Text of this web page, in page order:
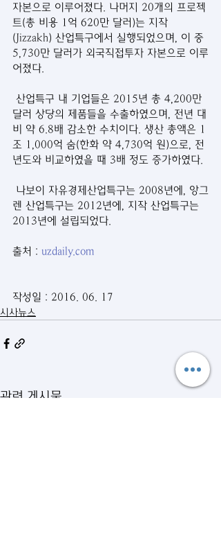
자본으로 이루어졌다. 나머지 20개의 프로젝
트(총 비용 1억 620만 달러)는 지작
(Jizzakh) 산업특구에서 실행되었으며, 이 중
5,730만 달러가 외국직접투자 자본으로 이루
어졌다.
산업특구 내 기업들은 2015년 총 4,200만
달러 상당의 제품들을 수출하였으며, 전년 대
비 약 6.8배 감소한 수치이다. 생산 총액은 1
조 1,000억 숨(한화 약 4,730억 원)으로, 전
년도와 비교하였을 때 3배 정도 증가하였다.
나보이 자유경제산업특구는 2008년에, 앙그
렌 산업특구는 2012년에, 지작 산업특구는
2013년에 설립되었다.
출처 : uzdaily.com
작성일 : 2016. 06. 17
시사뉴스
관련 게시물